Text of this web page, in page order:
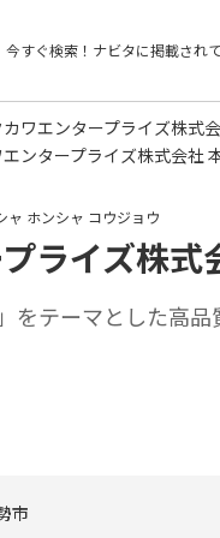
今すぐ検索！ ナビタに掲載され
ワエンタープライズ株式
ンタープライズ株式会社
ャ ホンシャ コウジョウ
ライズ株式
をテーマとした高
市